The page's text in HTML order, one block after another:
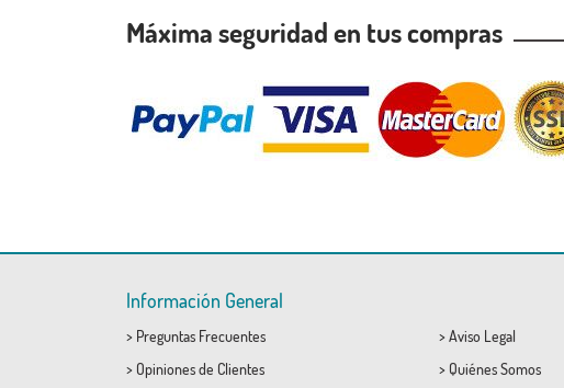
Máxima seguridad en tus compras
Información General
> Preguntas Frecuentes
> Opiniones de Clientes
> Aviso Legal
> Quiénes Somos